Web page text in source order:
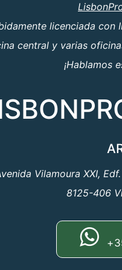
licenciada
central y varias
¡Hablamos
Vilamoura XXI,
8125-406